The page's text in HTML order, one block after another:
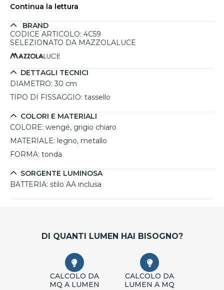
nove colorazioni per soddisfare ogni esigenza di stile. La
rendendolo perfetto per ambienti come soggiorni,
camerette o studi. In questa variante, il quadrante color
grigio chiaro, creando un raffinato contrasto impreziosito
da numeri romani. Questo orologio da parete moderno è
realizzato con design italiano e un preciso meccanismo
tedesco, garantisce affidabilità, silenziosità e un'estetica
Continua la lettura
BRAND
CODICE ARTICOLO: 4C59
SELEZIONATO DA MAZZOLALUCE
DETTAGLI TECNICI
DIAMETRO: 30 cm
TIPO DI FISSAGGIO: tassello
COLORI E MATERIALI
COLORE: wengé, grigio chiaro
MATERIALE: legno, metallo
FORMA: tonda
SORGENTE LUMINOSA
BATTERIA: stilo AA inclusa
DI QUANTI LUMEN HAI BISOGNO?
CALCOLO DA
MQ A LUMEN
CALCOLO DA
LUMEN A MQ